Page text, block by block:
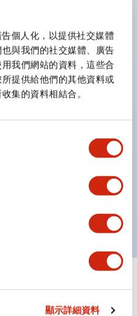
個人化，以提供社交媒體
與我們的社交媒體、廣告
我們網站的資料，這些合
提供給他們的其他資料或
集的資料相結合。
顯示詳細資料
開關和切換，適用範圍廣
的組合，可實現各種接點構
，並提供手柄操作型、鑰匙